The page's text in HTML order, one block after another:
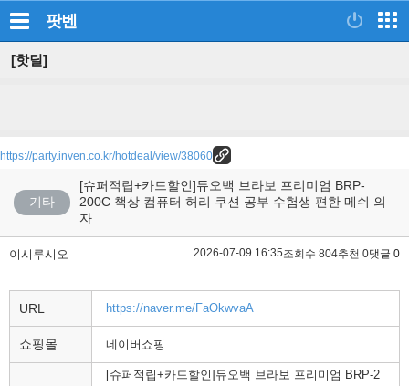
팟벤
[핫딜]
https://party.inven.co.kr/hotdeal/view/38060
기타
[슈퍼적립+카드할인]듀오백 브라보 프리미엄 BRP-
200C 책상 컴퓨터 허리 쿠션 공부 수험생 편한 메쉬 의
자
이시루시오 2026-07-09 16:35조회수 804추천 0댓글 0
URL https://naver.me/FaOkwvaA
쇼핑몰 네이버쇼핑
[슈퍼적립+카드할인]듀오백 브라보 프리미엄 BRP-2